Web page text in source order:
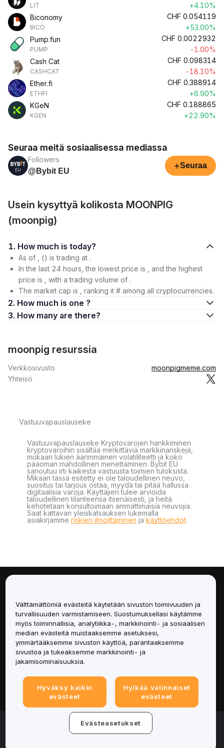
LIT
+4.10%
Biconomy
BICO
CHF 0.054119
+53.00%
Pump.fun
PUMP
CHF 0.0022932
-1.00%
Cash Cat
CASHCAT
CHF 0.098314
-18.10%
Ether.fi
ETHFI
CHF 0.388914
+6.90%
KGeN
KGEN
CHF 0.188865
+22.90%
Seuraa meitä sosiaalisessa mediassa
Followers
@Bybit EU
+Seuraa
Usein kysyttyä kolikosta MOONPIG
(moonpig)
1. How much is today?
As of , () is trading at .
In the last 24 hours, the lowest price is , and the highest
price is , with a trading volume of .
The market cap is , ranking it # among all cryptocurrencies.
2. How much is one ?
3. How many are there?
moonpig resurssia
Verkkosivusto
moonpigmeme.com
Yhteisö
Vastuuvapauslauseke
Vastuuvapauslauseke Kryptovarojen hankkiminen
kryptovaroihin sisältää merkittäviä markkinariskejä,
mukaan lukien äärimmäinen volatiliteetti ja koko
pääoman mahdollinen menettäminen. Bybit EU
sanoutuu irti kaikesta vastuusta toimien tuloksista.
Mikään tässä esitetty ei ole taloudellinen neuvo,
suositus tai tarjous ostaa, myydä tai pitää hallussa
digitaalisia varoja. Käyttäjien tulee arvioida
taloudellinen tilanteensa itsenäisesti, ja heitä
kehotetaan konsultoimaan ammattimaisia neuvojia.
Saat kattavan yleiskatsauksen lukemalla
asiakirjamme riskien ilmoittaminen ja käyttöehdot.
Palvelut
Tuki
Tuotteet
Lakiasiat
© 2025-2026 Bybit.eu. All rights reserved.
Välttämättömiä evästeitä käytetään sivuston toimivuuden ja
turvallisuuden varmistamiseen. Suostumuksellasi käytämme
myös toiminnallisia, analytiikka-, markkinointi- ja sosiaalisen
median evästeitä muistaaksemme asetuksesi,
ymmärtääksemme sivuston käyttöä, parantaaksemme
sivustoa ja tukeaksemme markkinointi- ja
jakamisominaisuuksia.
Hyväksy kaikki
evästeet
Hylkää valinnaiset
evästeet
Evästeasetukset